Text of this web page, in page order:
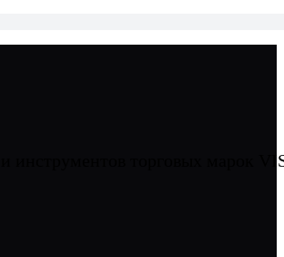
и инструментов торговых марок